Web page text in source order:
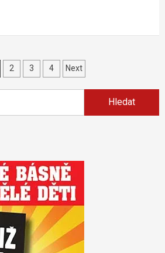
2 3 4 Next